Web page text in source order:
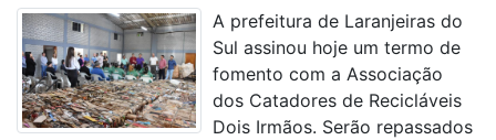
A prefeitura de Laranjeiras do
Sul assinou hoje um termo de
fomento com a Associação
dos Catadores de Recicláveis
Dois Irmãos. Serão repassados